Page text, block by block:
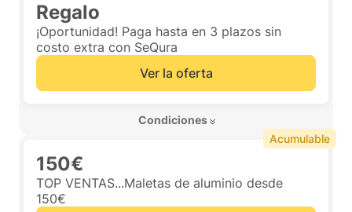
Regalo
¡Oportunidad! Paga hasta en 3 plazos sin
costo extra con SeQura
Ver la oferta
Condiciones
150€
TOP VENTAS...Maletas de aluminio desde
150€
Acumulable